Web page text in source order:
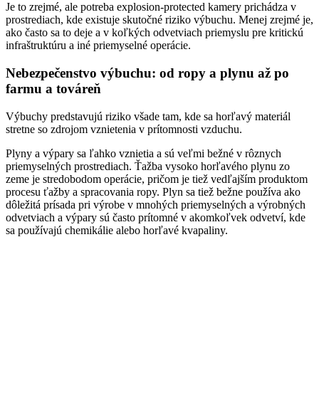
Je to zrejmé, ale potreba explosion-protected kamery prichádza v
prostrediach, kde existuje skutočné riziko výbuchu. Menej zrejmé je,
ako často sa to deje a v koľkých odvetviach priemyslu pre kritickú
infraštruktúru a iné priemyselné operácie.
Nebezpečenstvo výbuchu: od ropy a plynu až po
farmu a továreň
Výbuchy predstavujú riziko všade tam, kde sa horľavý materiál
stretne so zdrojom vznietenia v prítomnosti vzduchu.
Plyny a výpary sa ľahko vznietia a sú veľmi bežné v rôznych
priemyselných prostrediach. Ťažba vysoko horľavého plynu zo
zeme je stredobodom operácie, pričom je tiež vedľajším produktom
procesu ťažby a spracovania ropy. Plyn sa tiež bežne používa ako
dôležitá prísada pri výrobe v mnohých priemyselných a výrobných
odvetviach a výpary sú často prítomné v akomkoľvek odvetví, kde
sa používajú chemikálie alebo horľavé kvapaliny.